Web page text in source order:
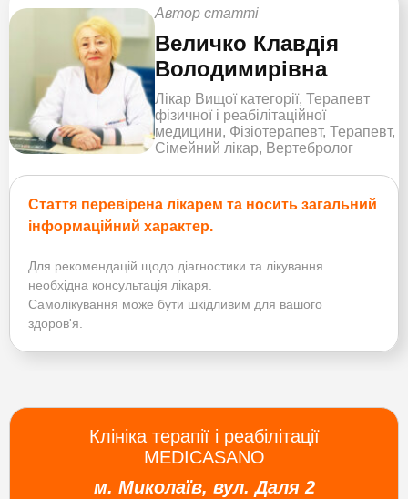
Автор статті
Величко Клавдія
Володимирівна
Лікар Вищої категорії, Терапевт
фізичної і реабілітаційної
медицини, Фізіотерапевт, Терапевт,
Сімейний лікар, Вертебролог
Стаття перевірена лікарем та носить загальний
інформаційний характер.
Для рекомендацій щодо діагностики та лікування
необхідна консультація лікаря.
Самолікування може бути шкідливим для вашого
здоров'я.
Клініка терапії і реабілітації
MEDICASANO
м. Миколаїв, вул. Даля 2